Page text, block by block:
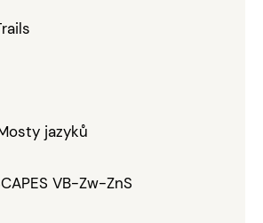
jazyků
VB-Zw-ZnS